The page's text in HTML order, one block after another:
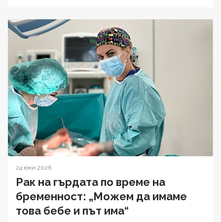
24 юни 2026
Рак на гърдата по време на
бременност: „Можем да имаме
това бебе и път има“